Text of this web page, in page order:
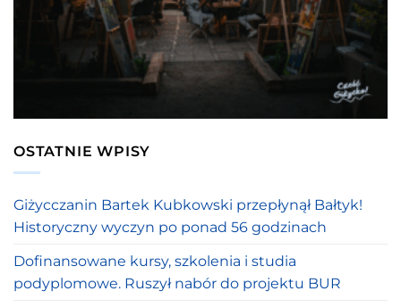
OSTATNIE WPISY
Giżycczanin Bartek Kubkowski przepłynął Bałtyk!
Historyczny wyczyn po ponad 56 godzinach
Dofinansowane kursy, szkolenia i studia
podyplomowe. Ruszył nabór do projektu BUR